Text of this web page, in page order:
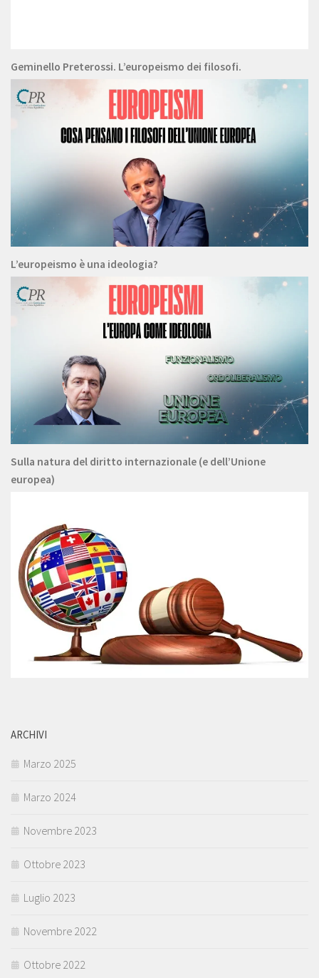
Geminello Preterossi. L’europeismo dei filosofi.
L’europeismo è una ideologia?
Sulla natura del diritto internazionale (e dell’Unione
europea)
ARCHIVI
Marzo 2025
Marzo 2024
Novembre 2023
Ottobre 2023
Luglio 2023
Novembre 2022
Ottobre 2022